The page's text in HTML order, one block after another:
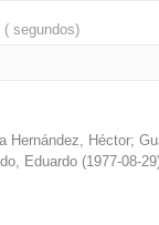
( segundos)
Hernández, Héctor;
Eduardo (1977-08-29